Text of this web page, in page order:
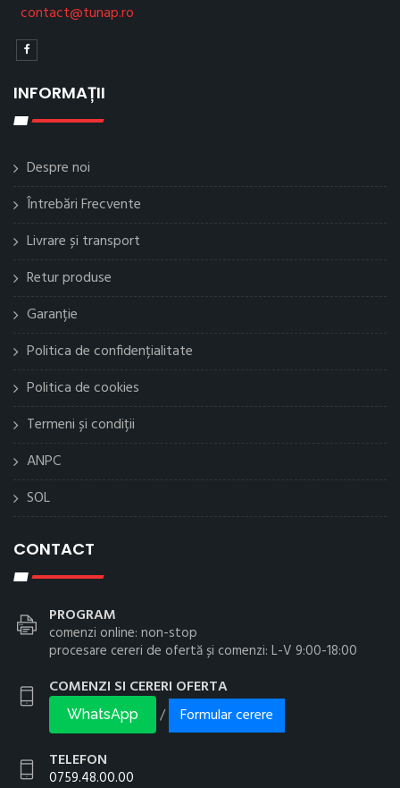
contact@tunap.ro
INFORMAȚII
Despre noi
Întrebări Frecvente
Livrare și transport
Retur produse
Garanție
Politica de confidențialitate
Politica de cookies
Termeni și condiții
ANPC
SOL
CONTACT
PROGRAM
comenzi online: non-stop
procesare cereri de ofertă și comenzi: L-V 9:00-18:00
COMENZI SI CERERI OFERTA
WhatsApp /
Formular cerere
TELEFON
0759.48.00.00